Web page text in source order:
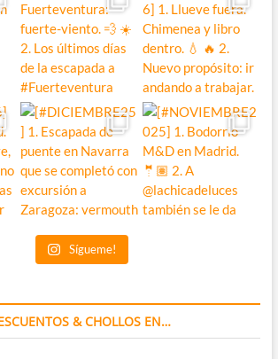
Sígueme!
& CHOLLOS EN…